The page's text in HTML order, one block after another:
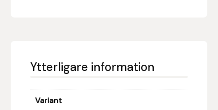
Ytterligare information
Variant
Freyja
Furminator